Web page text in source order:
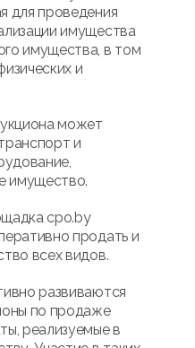
для проведения
имущества
имущества, в том
и
может
и
имущество.
cpo.by
продать и
всех видов.
развиваются
по продаже
реализуемые в